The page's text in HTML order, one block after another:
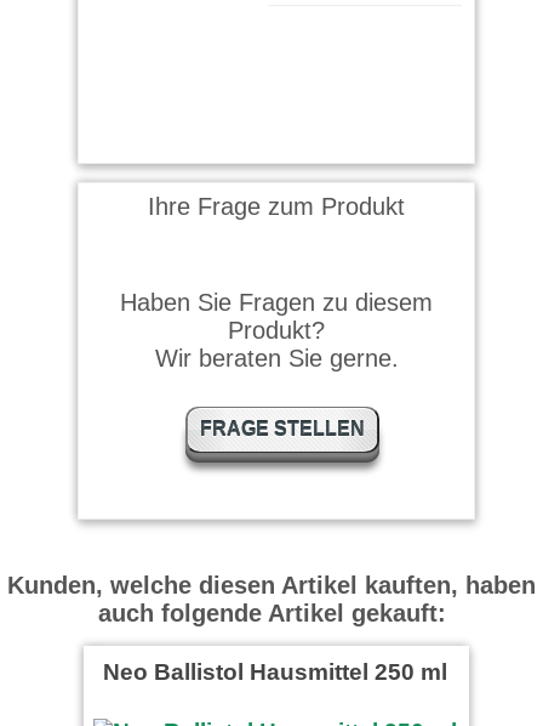
Ihre Frage zum Produkt
Haben Sie Fragen zu diesem
Produkt?
Wir beraten Sie gerne.
FRAGE STELLEN
Kunden, welche diesen Artikel kauften, haben
auch folgende Artikel gekauft:
Neo Ballistol Hausmittel 250 ml